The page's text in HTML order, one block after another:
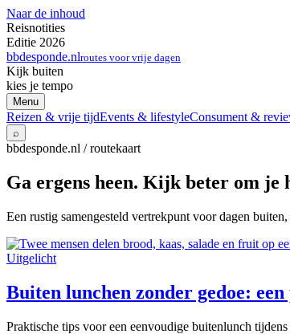
Naar de inhoud
Reisnotities
Editie 2026
bbdesponde.nlroutes voor vrije dagen
Kijk buiten
kies je tempo
Menu
Reizen & vrije tijdEvents & lifestyleConsument &
⌕
bbdesponde.nl / routekaart
Ga ergens heen. Kijk beter om je
Een rustig samengesteld vertrekpunt voor dagen
Uitgelicht
Buiten lunchen zonder gedoe:
Praktische tips voor een eenvoudige buitenlunch